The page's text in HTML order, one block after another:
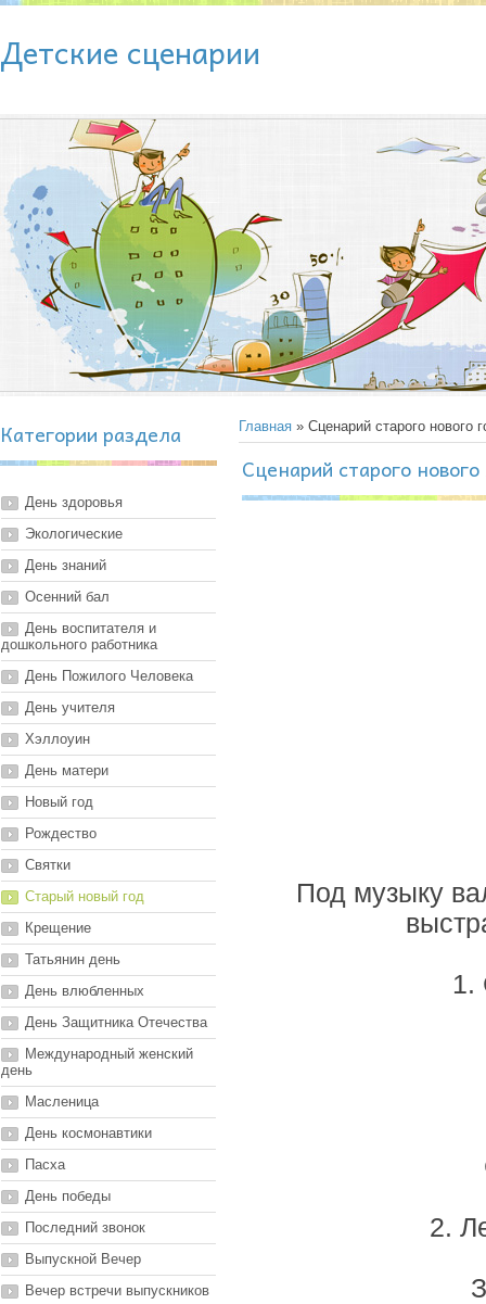
Детские сценарии
Категории раздела
День здоровья
Экологические
День знаний
Осенний бал
День воспитателя и
дошкольного работника
День Пожилого Человека
День учителя
Хэллоуин
День матери
Новый год
Рождество
Святки
Старый новый год
Крещение
Татьянин день
День влюбленных
День Защитника Отечества
Международный женский
день
Масленица
День космонавтики
Пасха
День победы
Последний звонок
Выпускной Вечер
Вечер встречи выпускников
Главная » Сценарий старого нового
Сценарий старого
Под музыку
1.
2.